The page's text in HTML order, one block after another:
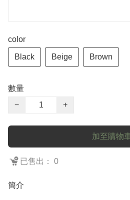
color
Black Beige Brown
數量
−
+
加至購物
已售出： 0
簡介